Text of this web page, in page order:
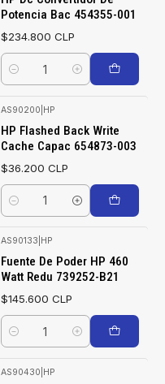
Potencia Bac 454355-001
$234.800 CLP
Cantidad
AS90200 HP
HP Flashed Back Write
Cache Capac 654873-003
$36.200 CLP
Cantidad
AS90133 HP
Fuente De Poder HP 460
Watt Redu 739252-B21
$145.600 CLP
Cantidad
AS90430 HP